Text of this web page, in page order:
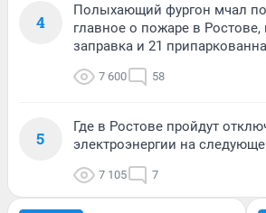
4
Полыхающий фургон мчал по
главное о пожаре в Ростове,
заправка и 21
7 600 58
5
Где в Ростове пройдут
электроэнергии на
7 105 7